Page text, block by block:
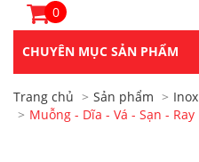
0
CHUYÊN MỤC SẢN PHẨM
Trang chủ Sản phẩm Inox
Muỗng - Dĩa - Vá - Sạn - Ray